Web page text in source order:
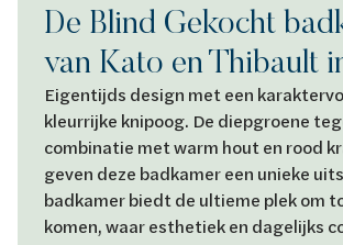
De Blind Gekocht
van Kato en Thibault
Eigentijds design met een
kleurrijke knipoog. De diepgroene
combinatie met warm hout en rood
geven deze badkamer een unieke
badkamer biedt de ultieme plek om
komen, waar esthetiek en dagelijks